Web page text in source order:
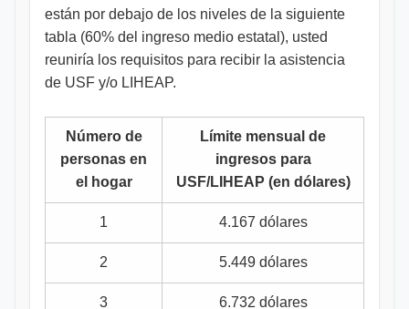
están por debajo de los niveles de la siguiente
tabla (60% del ingreso medio estatal), usted
reuniría los requisitos para recibir la asistencia
de USF y/o LIHEAP.
Número de
personas en
el hogar
Límite mensual de
ingresos para
USF/LIHEAP (en dólares)
1 4.167 dólares
2 5.449 dólares
3 6.732 dólares